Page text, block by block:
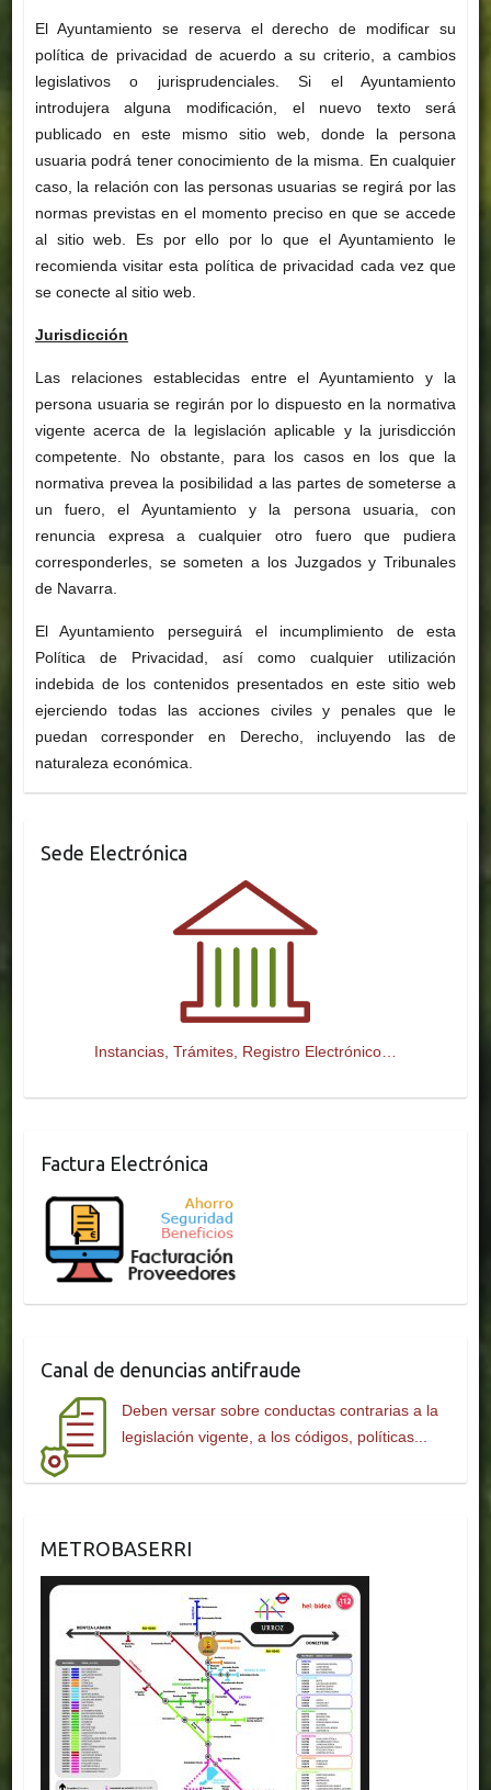
El Ayuntamiento se reserva el derecho de modificar su
política de privacidad de acuerdo a su criterio, a cambios
legislativos o jurisprudenciales. Si el Ayuntamiento
introdujera alguna modificación, el nuevo texto será
publicado en este mismo sitio web, donde la persona
usuaria podrá tener conocimiento de la misma. En cualquier
caso, la relación con las personas usuarias se regirá por las
normas previstas en el momento preciso en que se accede
al sitio web. Es por ello por lo que el Ayuntamiento le
recomienda visitar esta política de privacidad cada vez que
se conecte al sitio web.
Jurisdicción
Las relaciones establecidas entre el Ayuntamiento y la
persona usuaria se regirán por lo dispuesto en la normativa
vigente acerca de la legislación aplicable y la jurisdicción
competente. No obstante, para los casos en los que la
normativa prevea la posibilidad a las partes de someterse a
un fuero, el Ayuntamiento y la persona usuaria, con
renuncia expresa a cualquier otro fuero que pudiera
corresponderles, se someten a los Juzgados y Tribunales
de Navarra.
El Ayuntamiento perseguirá el incumplimiento de esta
Política de Privacidad, así como cualquier utilización
indebida de los contenidos presentados en este sitio web
ejerciendo todas las acciones civiles y penales que le
puedan corresponder en Derecho, incluyendo las de
naturaleza económica.
Sede Electrónica
Instancias, Trámites, Registro Electrónico…
Factura Electrónica
Canal de denuncias antifraude
Deben versar sobre conductas contrarias a la
legislación vigente, a los códigos, políticas...
METROBASERRI